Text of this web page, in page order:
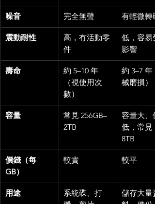
噪音 完全無聲 有輕微轉
震動耐性
高，冇活動零
件
低，容易
影響
壽命
約 5–10 年
（視使用次
數）
約 3–7 年
械磨損）
容量
常見 256GB–
2TB
容量大、
低，常見
8TB
價錢（每
GB）
較貴 較平
用途
系統碟、打
儲存大量